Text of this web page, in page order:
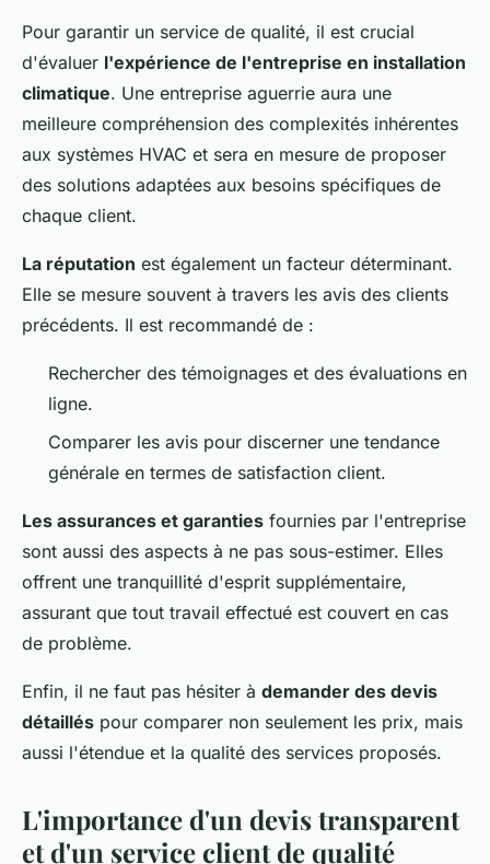
Pour garantir un service de qualité, il est crucial
d'évaluer l'expérience de l'entreprise en installation
climatique. Une entreprise aguerrie aura une
meilleure compréhension des complexités inhérentes
aux systèmes HVAC et sera en mesure de proposer
des solutions adaptées aux besoins spécifiques de
chaque client.
La réputation est également un facteur déterminant.
Elle se mesure souvent à travers les avis des clients
précédents. Il est recommandé de :
Rechercher des témoignages et des évaluations en
ligne.
Comparer les avis pour discerner une tendance
générale en termes de satisfaction client.
Les assurances et garanties fournies par l'entreprise
sont aussi des aspects à ne pas sous-estimer. Elles
offrent une tranquillité d'esprit supplémentaire,
assurant que tout travail effectué est couvert en cas
de problème.
Enfin, il ne faut pas hésiter à demander des devis
détaillés pour comparer non seulement les prix, mais
aussi l'étendue et la qualité des services proposés.
L'importance d'un devis transparent
et d'un service client de qualité